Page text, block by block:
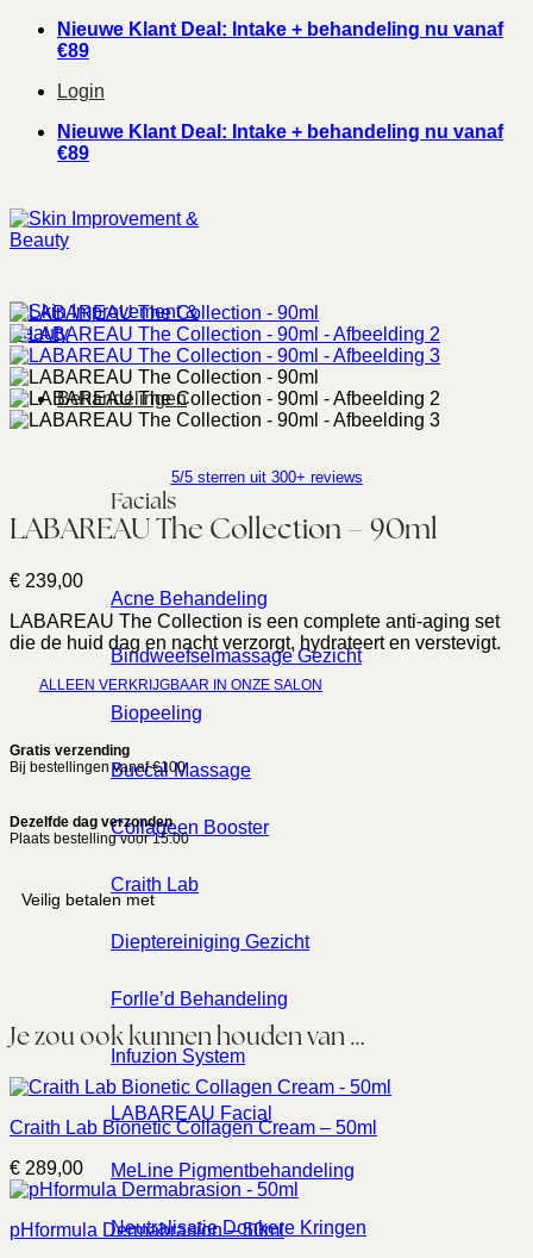
Nieuwe Klant Deal: Intake + behandeling nu vanaf
€89
Login
Nieuwe Klant Deal: Intake + behandeling nu vanaf
€89
Behandelingen
Facials
Acne Behandeling
Bindweefselmassage Gezicht
Biopeeling
Buccal Massage
Collageen Booster
Craith Lab
Dieptereiniging Gezicht
Forlle’d Behandeling
Infuzion System
LABAREAU Facial
MeLine Pigmentbehandeling
Neutralisatie Donkere Kringen
5/5 sterren uit 300+ reviews
LABAREAU The Collection – 90ml
€ 239,00
LABAREAU The Collection is een complete anti-aging set
die de huid dag en nacht verzorgt, hydrateert en verstevigt.
ALLEEN VERKRIJGBAAR IN ONZE SALON
Gratis verzending
Bij bestellingen vanaf €100
Dezelfde dag verzonden
Plaats bestelling voor 15:00
Veilig betalen met
Je zou ook kunnen houden van …
Craith Lab Bionetic Collagen Cream – 50ml
€ 289,00
pHformula Dermabrasion – 50ml